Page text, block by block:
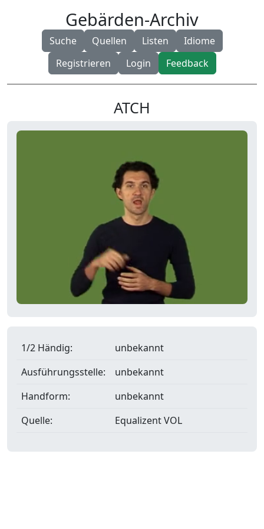
Gebärden-Archiv
Suche Quellen Listen
Idiome
Registrieren
Login Feedback
ATCH
1/2 Händig:
unbekannt
Ausführungsstelle:
unbekannt
Handform:
unbekannt
Quelle:
Equalizent VOL